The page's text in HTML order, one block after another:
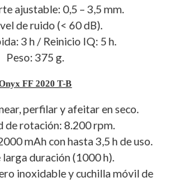
ajustable: 0,5 – 3,5 mm.
de ruido (< 60 dB).
3 h / Reinicio IQ: 5 h.
Peso: 375 g.
FF 2020 T-B
perfilar y afeitar en seco.
de rotación: 8.200 rpm.
mAh con hasta 3,5 h de uso.
duración (1000 h).
inoxidable y cuchilla móvil de